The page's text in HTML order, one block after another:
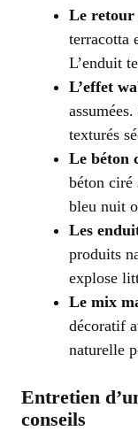
Le
terracotta
L’enduit
L’effet
texturés
Le béton
béton ciré
bleu nuit
Les
produits
explose
Le mix
décoratif
naturelle
Entretien
conseils